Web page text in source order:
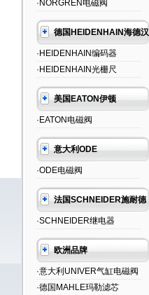
·NORGREN电磁阀
德国HEIDENHAIN海德汉
·HEIDENHAIN编码器
·HEIDENHAIN光栅尺
美国EATON伊顿
·EATON电磁阀
意大利ODE
·ODE电磁阀
法国SCHNEIDER施耐德
·SCHNEIDER继电器
欧洲品牌
·意大利UNIVER气缸电磁阀
·德国MAHLE玛勒滤芯